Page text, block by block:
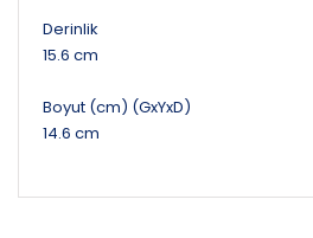
Derinlik
15.6 cm
Boyut (cm) (GxYxD)
14.6 cm